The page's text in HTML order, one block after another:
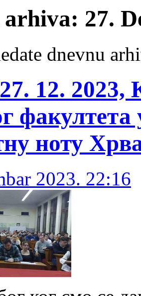
arhiva: 27.
dnevnu
12. 2023,
факултета
ноту
2023. 22:16